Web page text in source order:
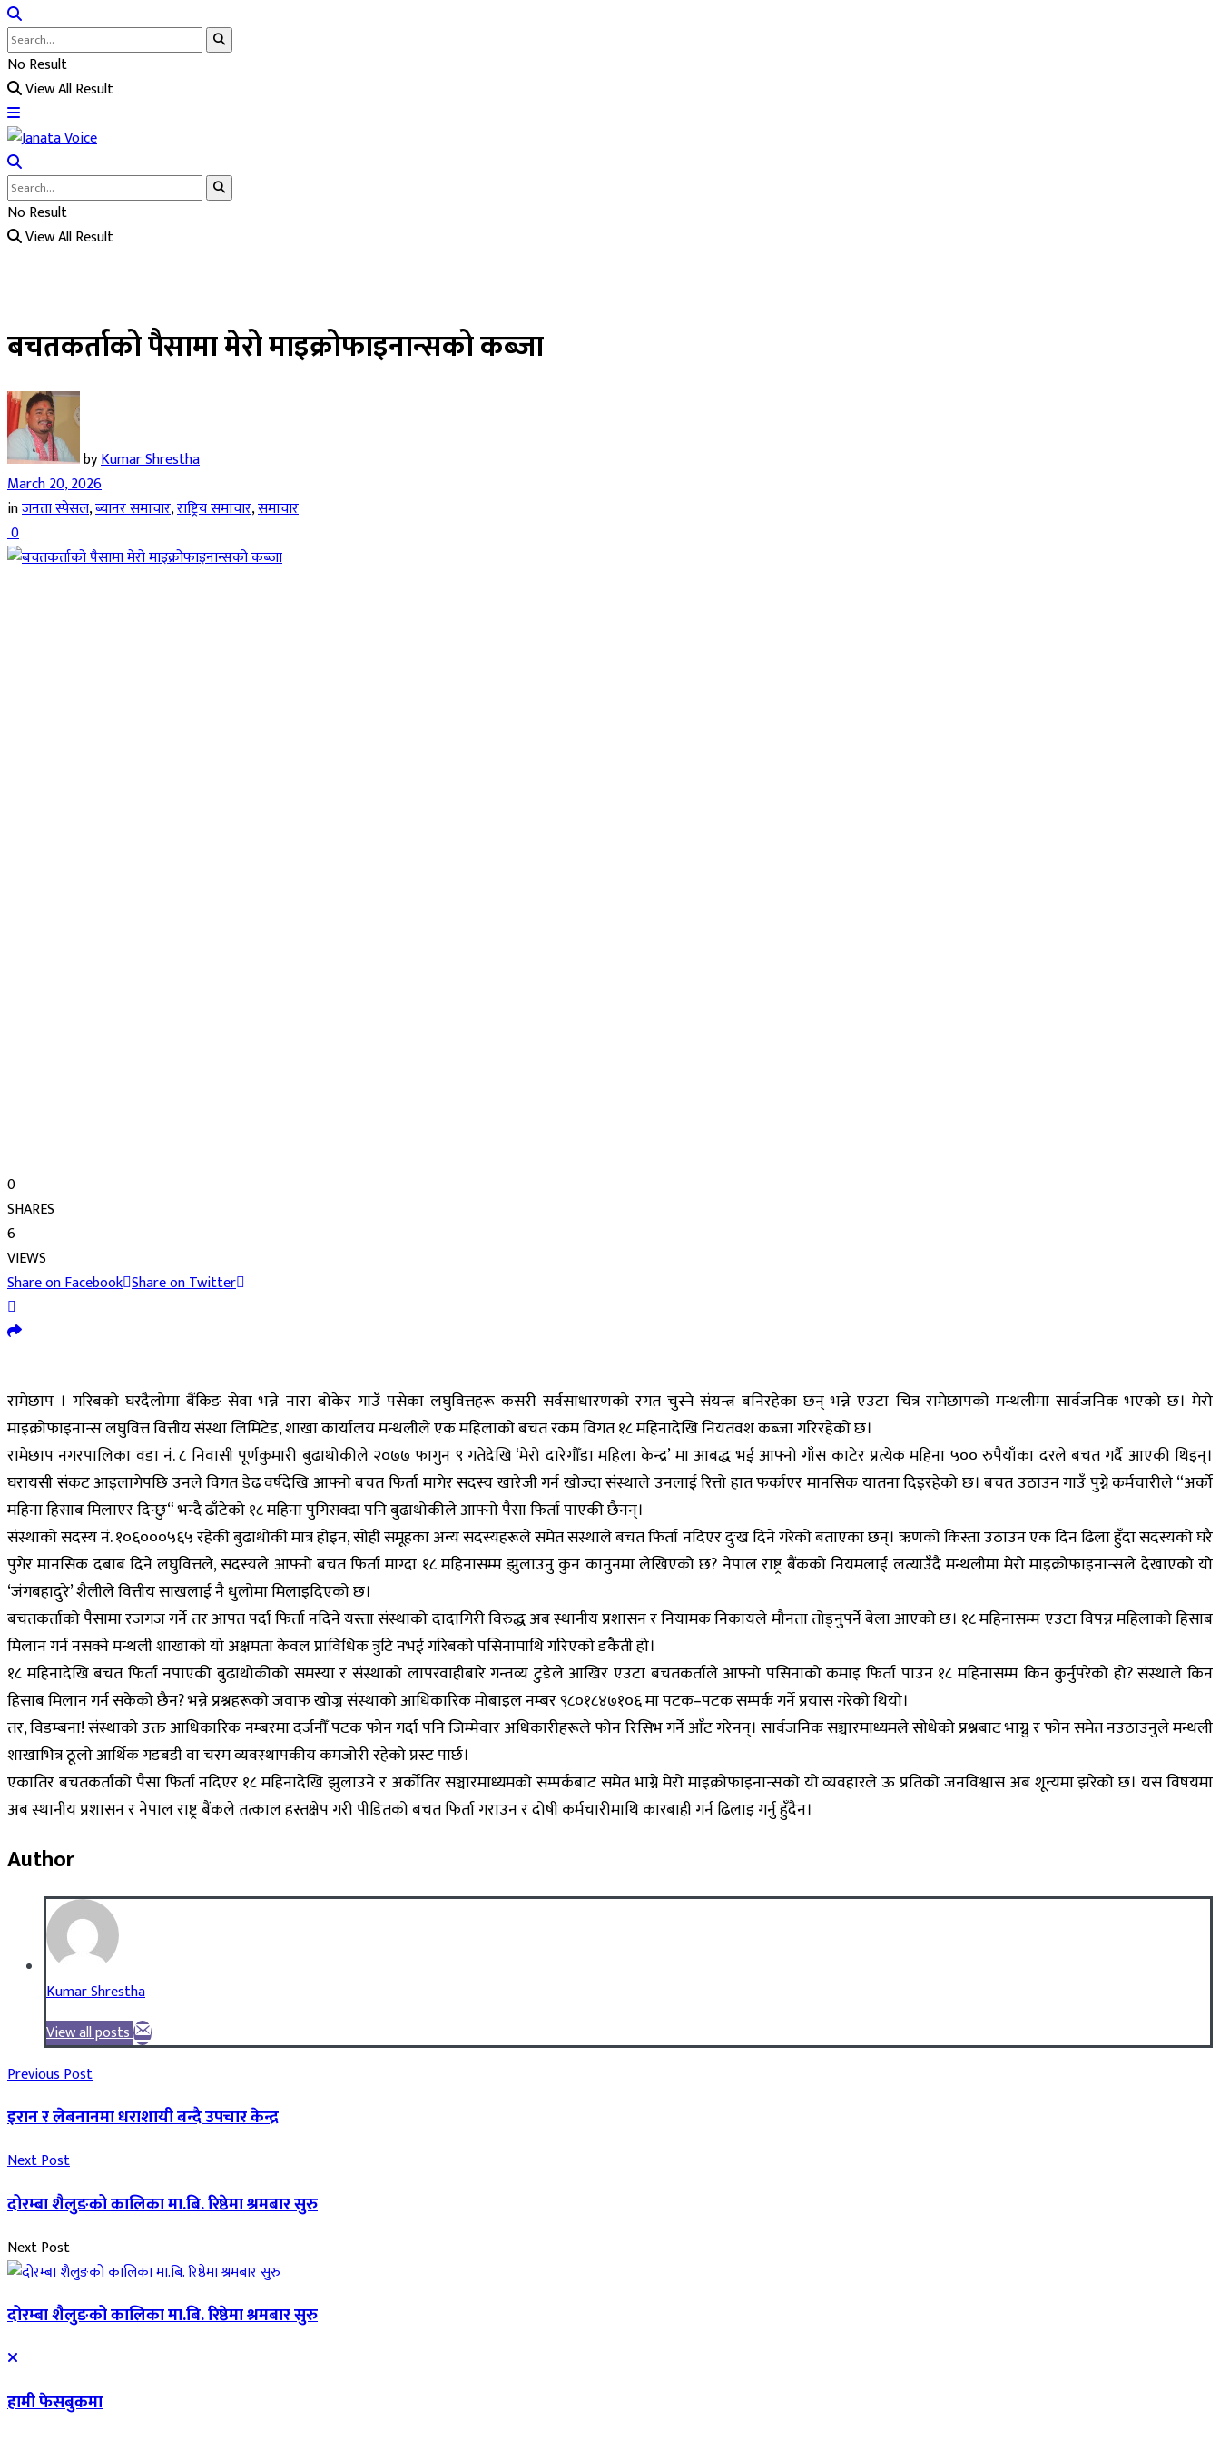
No Result
View All Result
No Result
View All Result
बचतकर्ताको पैसामा मेरो माइक्रोफाइनान्सको कब्जा
byKumar Shrestha
March 20, 2026
inजनता स्पेसल,ब्यानर समाचार,राष्ट्रिय समाचार,समाचार
0
0
SHARES
6
VIEWS
Share on Facebook Share on Twitter
रामेछाप । गरिबको घरदैलोमा बैंकिङ सेवा भन्ने नारा बोकेर गाउँ पसेका लघुवित्तहरू कसरी सर्वसाधारणको रगत चुस्ने संयन्त्र बनिरहेका छन् भन्ने एउटा चित्र रामेछापको मन्थलीमा सार्वजनिक भएको छ। मेरो
माइक्रोफाइनान्स लघुवित्त वित्तीय संस्था लिमिटेड, शाखा कार्यालय मन्थलीले एक महिलाको बचत रकम विगत १८ महिनादेखि नियतवश कब्जा गरिरहेको छ।
रामेछाप नगरपालिका वडा नं. ८ निवासी पूर्णकुमारी बुढाथोकीले २०७७ फागुन ९ गतेदेखि ‘मेरो दारेगौँडा महिला केन्द्र’ मा आबद्ध भई आफ्नो गाँस काटेर प्रत्येक महिना ५०० रुपैयाँका दरले बचत गर्दै आएकी थिइन्।
घरायसी संकट आइलागेपछि उनले विगत डेढ वर्षदेखि आफ्नो बचत फिर्ता मागेर सदस्य खारेजी गर्न खोज्दा संस्थाले उनलाई रित्तो हात फर्काएर मानसिक यातना दिइरहेको छ। बचत उठाउन गाउँ पुग्ने कर्मचारीले “अर्को
महिना हिसाब मिलाएर दिन्छु“ भन्दै ढाँटेको १८ महिना पुगिसक्दा पनि बुढाथोकीले आफ्नो पैसा फिर्ता पाएकी छैनन्।
संस्थाको सदस्य नं. १०६०००५६५ रहेकी बुढाथोकी मात्र होइन, सोही समूहका अन्य सदस्यहरूले समेत संस्थाले बचत फिर्ता नदिएर दुःख दिने गरेको बताएका छन्। ऋणको किस्ता उठाउन एक दिन ढिला हुँदा सदस्यको घरै
पुगेर मानसिक दबाब दिने लघुवित्तले, सदस्यले आफ्नो बचत फिर्ता माग्दा १८ महिनासम्म झुलाउनु कुन कानुनमा लेखिएको छ? नेपाल राष्ट्र बैंकको नियमलाई लत्याउँदै मन्थलीमा मेरो माइक्रोफाइनान्सले देखाएको यो
‘जंगबहादुरे’ शैलीले वित्तीय साखलाई नै धुलोमा मिलाइदिएको छ।
बचतकर्ताको पैसामा रजगज गर्ने तर आपत पर्दा फिर्ता नदिने यस्ता संस्थाको दादागिरी विरुद्ध अब स्थानीय प्रशासन र नियामक निकायले मौनता तोड्नुपर्ने बेला आएको छ। १८ महिनासम्म एउटा विपन्न महिलाको हिसाब
मिलान गर्न नसक्ने मन्थली शाखाको यो अक्षमता केवल प्राविधिक त्रुटि नभई गरिबको पसिनामाथि गरिएको डकैती हो।
१८ महिनादेखि बचत फिर्ता नपाएकी बुढाथोकीको समस्या र संस्थाको लापरवाहीबारे गन्तव्य टुडेले आखिर एउटा बचतकर्ताले आफ्नो पसिनाको कमाइ फिर्ता पाउन १८ महिनासम्म किन कुर्नुपरेको हो? संस्थाले किन
हिसाब मिलान गर्न सकेको छैन? भन्ने प्रश्नहरूको जवाफ खोज्न संस्थाको आधिकारिक मोबाइल नम्बर ९८०१८४७१०६ मा पटक–पटक सम्पर्क गर्ने प्रयास गरेको थियो।
तर, विडम्बना! संस्थाको उक्त आधिकारिक नम्बरमा दर्जनौँ पटक फोन गर्दा पनि जिम्मेवार अधिकारीहरूले फोन रिसिभ गर्ने आँट गरेनन्। सार्वजनिक सञ्चारमाध्यमले सोधेको प्रश्नबाट भाग्नु र फोन समेत नउठाउनुले मन्थली
शाखाभित्र ठूलो आर्थिक गडबडी वा चरम व्यवस्थापकीय कमजोरी रहेको प्रस्ट पार्छ।
एकातिर बचतकर्ताको पैसा फिर्ता नदिएर १८ महिनादेखि झुलाउने र अर्कोतिर सञ्चारमाध्यमको सम्पर्कबाट समेत भाग्ने मेरो माइक्रोफाइनान्सको यो व्यवहारले ऊ प्रतिको जनविश्वास अब शून्यमा झरेको छ। यस विषयमा
अब स्थानीय प्रशासन र नेपाल राष्ट्र बैंकले तत्काल हस्तक्षेप गरी पीडितको बचत फिर्ता गराउन र दोषी कर्मचारीमाथि कारबाही गर्न ढिलाइ गर्नु हुँदैन।
Author
Kumar Shrestha
View all posts
Previous Post
इरान र लेबनानमा धराशायी बन्दै उपचार केन्द्र
Next Post
दोरम्बा शैलुङको कालिका मा.बि. रिष्ठेमा श्रमबार सुरु
Next Post
दोरम्बा शैलुङको कालिका मा.बि. रिष्ठेमा श्रमबार सुरु
हामी फेसबुकमा